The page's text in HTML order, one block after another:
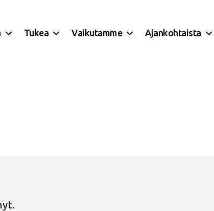
Tukea Vaikutamme Ajankohtaista